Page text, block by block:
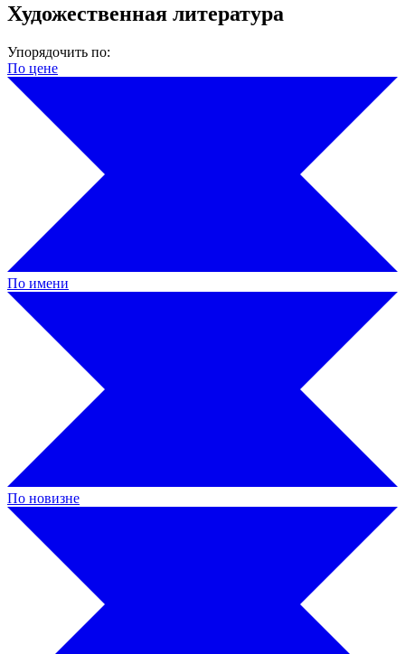
Художественная литература
Упорядочить по:
По цене
По имени
По новизне